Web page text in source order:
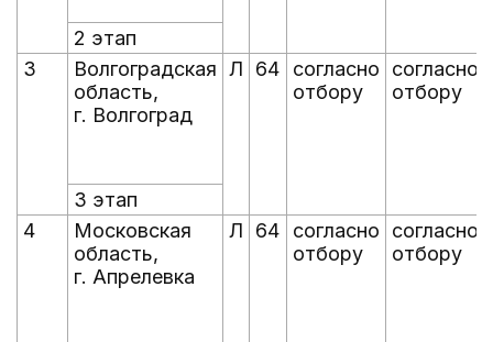
2 этап
3
Волгоградская
область,
г. Волгоград
Л 64
согласно
отбору
согласно
отбору
3 этап
4
Московская
область,
г. Апрелевка
Л 64
согласно
отбору
согласно
отбору